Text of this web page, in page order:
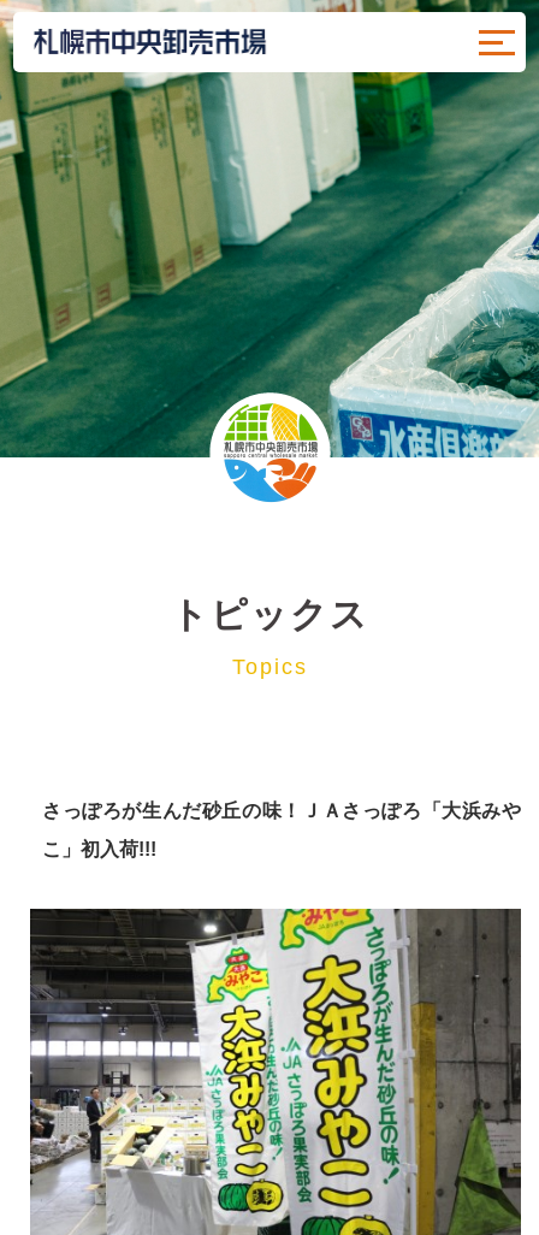
トピックス
Topics
さっぽろが生んだ砂丘の味！ＪＡさっぽろ「大浜みや
こ」初入荷!!!